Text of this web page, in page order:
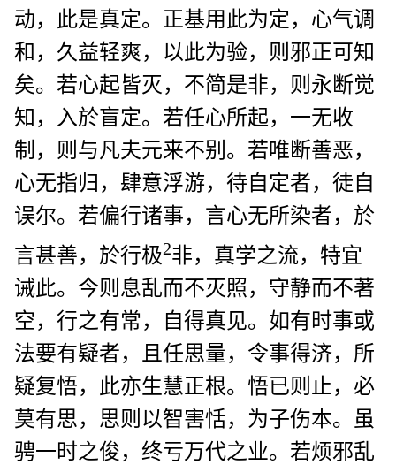
动，此是真定。正基用此为定，心气调
和，久益轻爽，以此为验，则邪正可知
矣。若心起皆灭，不简是非，则永断觉
知，入於盲定。若任心所起，一无收
制，则与凡夫元来不别。若唯断善恶，
心无指归，肆意浮游，待自定者，徒自
误尔。若偏行诸事，言心无所染者，於
言甚善，於行极2非，真学之流，特宜
诫此。今则息乱而不灭照，守静而不著
空，行之有常，自得真见。如有时事或
法要有疑者，且任思量，令事得济，所
疑复悟，此亦生慧正根。悟已则止，必
莫有思，思则以智害恬，为子伤本。虽
骋一时之俊，终亏万代之业。若烦邪乱